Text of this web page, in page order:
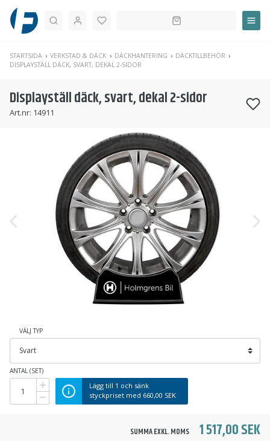
Sök
STARTSIDA VERKSTAD & DÄCK DÄCKHANTERING
DÄCKTILLBEHÖR
DISPLAYSTÄLL DÄCK, SVART, DEKAL 2-SIDOR
Displayställ däck, svart, dekal 2-sidor
Art.nr: 14911
VÄLJ TYP
ANTAL (SET)
Lägg till 1 och sänk
styckpriset med 660,00 SEK
SUMMA EXKL. MOMS 1 517,00 SEK